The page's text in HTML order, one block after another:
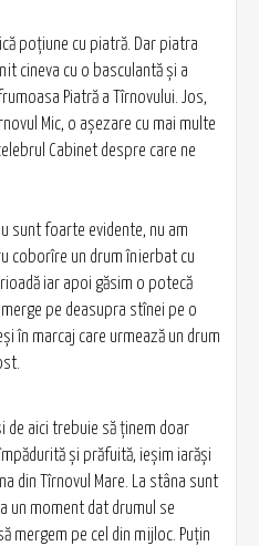
poţiune cu piatră. Dar piatra
cineva cu o basculantă şi a
Piatră a Tîrnovului. Jos,
Mic, o aşezare cu mai multe
Cabinet despre care ne
sunt foarte evidente, nu am
coborîre un drum înierbat cu
iar apoi găsim o potecă
pe deasupra stînei pe o
în marcaj care urmează un drum
de aici trebuie să ţinem doar
şi prăfuită, ieşim iarăşi
din Tîrnovul Mare. La stâna sunt
un moment dat drumul se
mergem pe cel din mijloc. Puţin